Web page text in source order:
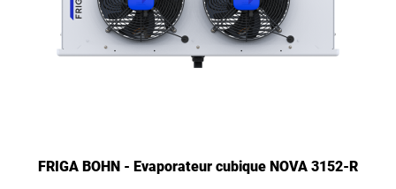
FRIGA BOHN - Evaporateur cubique NOVA 3152-R